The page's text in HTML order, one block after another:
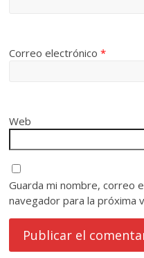
Correo electrónico*
Web
Guarda mi nombre, correo
navegador para la próxima